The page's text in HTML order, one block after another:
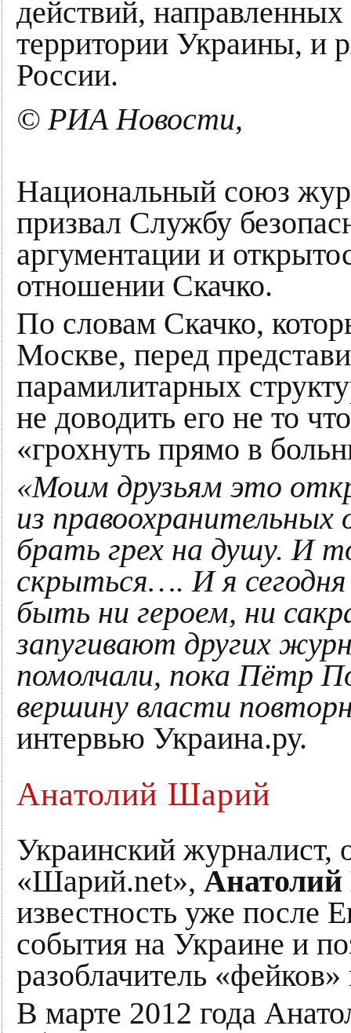
действий,
территории Украины, и
России.
© РИА Новости,
Национальный союз
призвал Службу
аргументации и
отношении Скачко.
По словам Скачко,
Москве, перед
парамилитарных
не доводить его не то
«грохнуть прямо в
«Моим друзьям это
из
брать грех на душу. И
скрыться…. И я
быть ни героем, ни
запугивают других
помолчали, пока Пётр
вершину власти
интервью Украина.ру.
Анатолий Шарий
Украинский журналист,
«Шарий.net»,
известность уже после
события на Украине и
разоблачитель
В марте 2012 года